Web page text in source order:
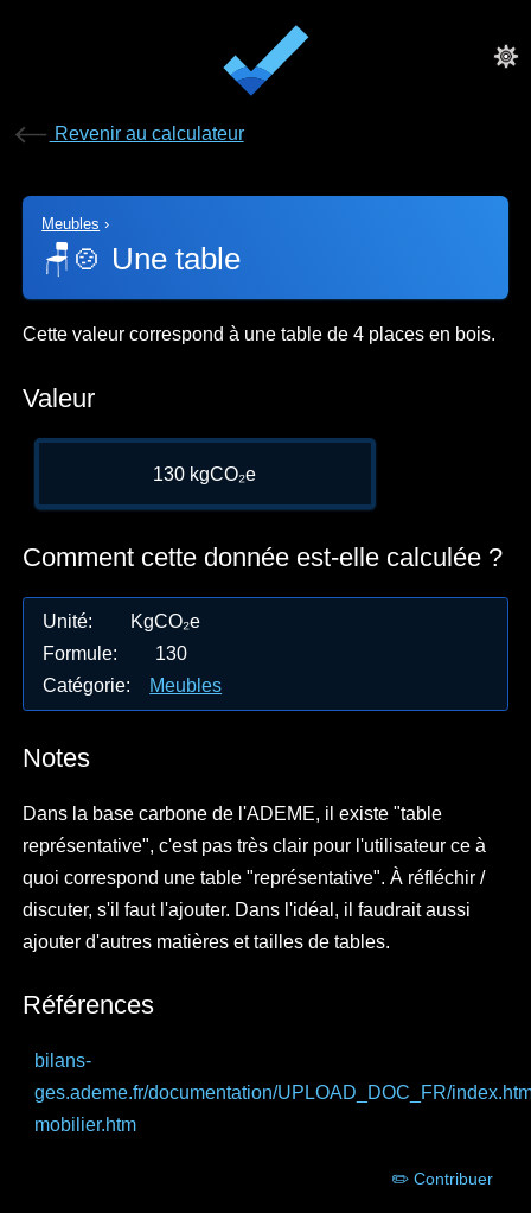
Revenir au calculateur
Meubles ›
🪑🍲 Une table
Cette valeur correspond à une table de 4 places en bois.
Valeur
130 kgCO₂e
Comment cette donnée est-elle calculée ?
Unité:
KgCO₂e
Formule:
130
Catégorie: Meubles
Notes
Dans la base carbone de l'ADEME, il existe "table
représentative", c'est pas très clair pour l'utilisateur ce à
quoi correspond une table "représentative". À réfléchir /
discuter, s'il faut l'ajouter. Dans l'idéal, il faudrait aussi
ajouter d'autres matières et tailles de tables.
Références
bilans-
ges.ademe.fr/documentation/UPLOAD_DOC_FR/
mobilier.htm
✏️ Contribuer